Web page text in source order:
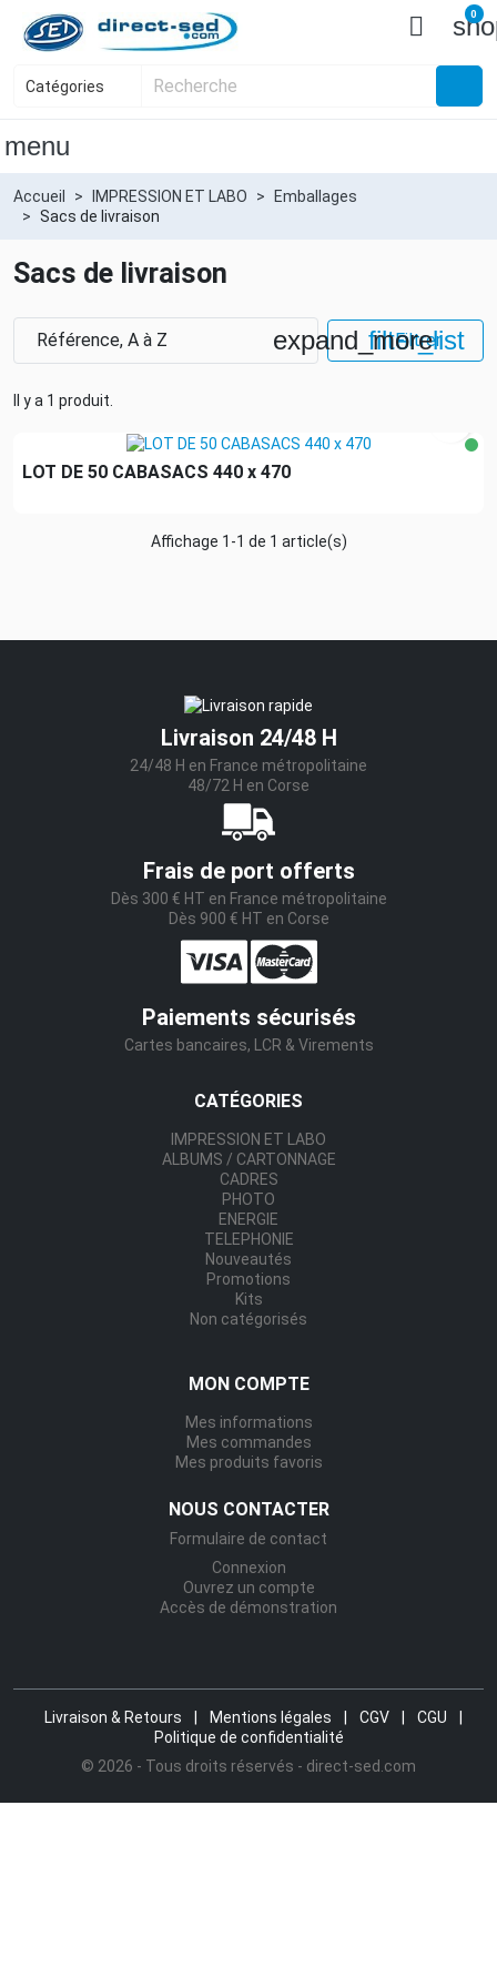
 0
menu
Accueil IMPRESSION ET LABO
Emballages
Sacs de livraison
Sacs de livraison
Il y a 1 produit.
Référence, A à Z expand_more
filter_list
Filtrer
LOT DE 50 CABASACS 440 x 470
Affichage 1-1 de 1 article(s)
Livraison 24/48 H
24/48 H en France métropolitaine
48/72 H en Corse
Frais de port offerts
Dès 300 € HT en France métropolitaine
Dès 900 € HT en Corse
Paiements sécurisés
Cartes bancaires, LCR & Virements
CATÉGORIES
IMPRESSION ET LABO
ALBUMS / CARTONNAGE
CADRES
PHOTO
ENERGIE
TELEPHONIE
Nouveautés
Promotions
Kits
Non catégorisés
MON COMPTE
Mes informations
Mes commandes
Mes produits favoris
NOUS CONTACTER
Formulaire de contact
Connexion
Ouvrez un compte
Accès de démonstration
Livraison & Retours | Mentions légales | CGV | CGU
|
Politique de confidentialité
© 2026 - Tous droits réservés - direct-sed.com